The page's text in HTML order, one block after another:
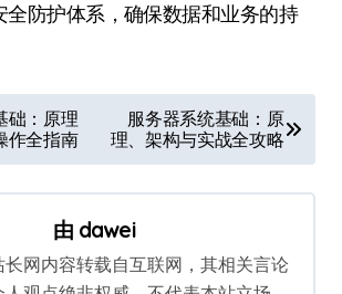
全防护体系，确保数据和业务的持
础：原理
作全指南
服务器系统基础：原
理、架构与实战全攻略
由 dawei
长网内容转载自互联网，其相关言论